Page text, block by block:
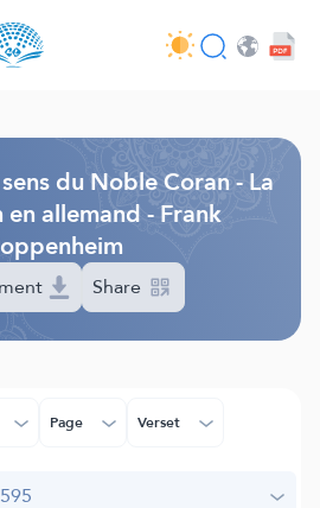
du site - API
du Noble Coran - La
allemand - Frank
Share
Page Verset